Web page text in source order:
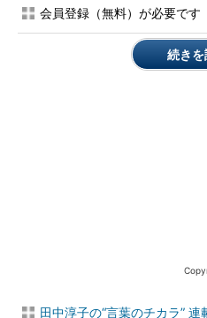
会員登録（無料）が必要です
続き
田中淳子の“言葉のチカラ” 連